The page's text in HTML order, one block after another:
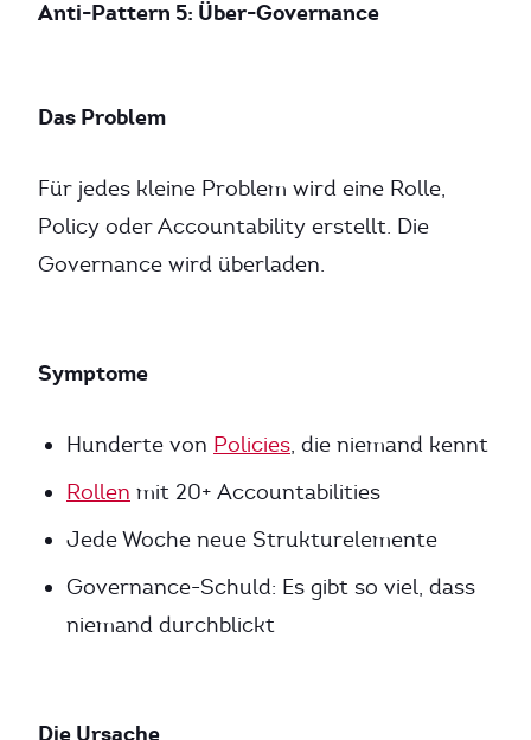
Anti-Pattern 5: Über-Governance
Das Problem
Für jedes kleine Problem wird eine Rolle,
Policy oder Accountability erstellt. Die
Governance wird überladen.
Symptome
Hunderte von Policies, die niemand kennt
Rollen mit 20+ Accountabilities
Jede Woche neue Strukturelemente
Governance-Schuld: Es gibt so viel, dass
niemand durchblickt
Die Ursache